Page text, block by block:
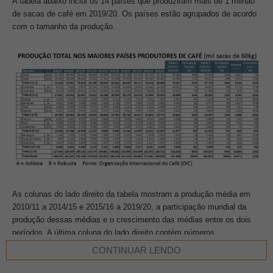
de sacas de café em 2019/20. Os países estão agrupados de acordo
com o tamanho da produção.
As colunas do lado direito da tabela mostram a produção média em
2010/11 a 2014/15 e 2015/16 a 2019/20, a participação mundial da
produção dessas médias e o crescimento das médias entre os dois
períodos. A última coluna do lado direito contém números
CONTINUAR LENDO